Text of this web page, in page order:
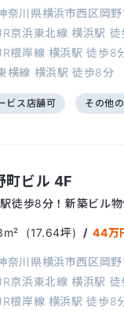
奈川県横浜市西区岡
京浜東北線 横浜駅 徒
根岸線 横浜駅徒歩8
横線 横浜駅徒歩8分
ビス店舗可 その他
町ビル 4F
徒歩8分！新築ビル
(17.64坪) /44万
奈川県横浜市西区岡
京浜東北線 横浜駅 徒
根岸線 横浜駅徒歩8